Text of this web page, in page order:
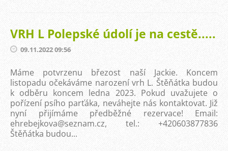
VRH L Polepské údolí je na cestě.....
09.11.2022 09:56
Máme potvrzenu březost naší Jackie. Koncem
listopadu očekáváme narození vrh L. Štěňátka budou
k odběru koncem ledna 2023. Pokud uvažujete o
pořízení psího parťáka, neváhejte nás kontaktovat. Již
nyní přijímáme předběžné rezervace! Email:
ehrebejkova@seznam.cz, tel.: +420603877836
Štěňátka budou...